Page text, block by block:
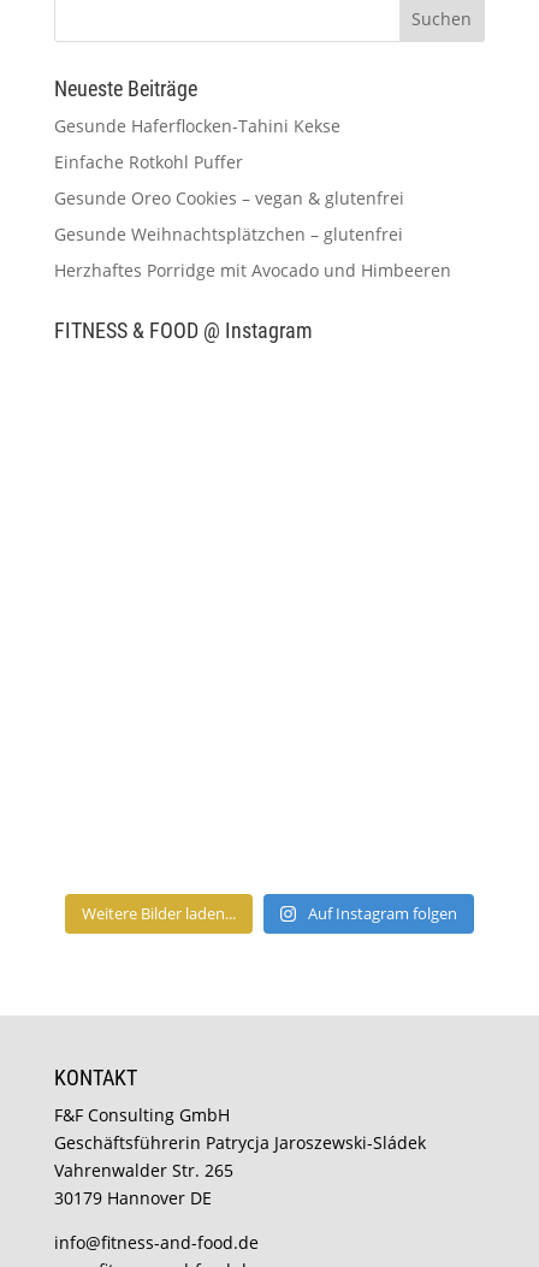
Neueste Beiträge
Gesunde Haferflocken-Tahini Kekse
Einfache Rotkohl Puffer
Gesunde Oreo Cookies – vegan & glutenfrei
Gesunde Weihnachtsplätzchen – glutenfrei
Herzhaftes Porridge mit Avocado und Himbeeren
FITNESS & FOOD @ Instagram
Weitere Bilder laden... Auf Instagram folgen
KONTAKT
F&F Consulting GmbH
Geschäftsführerin Patrycja Jaroszewski-Sládek
Vahrenwalder Str. 265
30179 Hannover DE
info@fitness-and-food.de